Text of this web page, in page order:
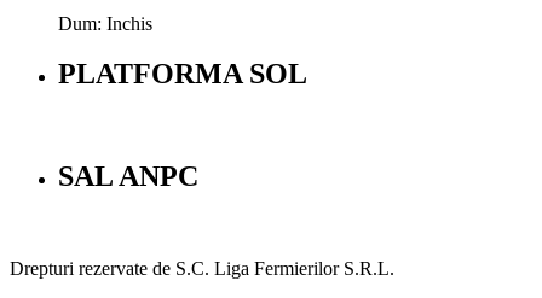
Dum: Inchis
PLATFORMA SOL
SAL ANPC
Drepturi rezervate de S.C. Liga Fermierilor S.R.L.